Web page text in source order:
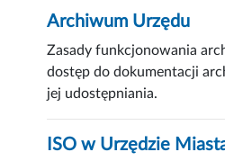
Archiwum Urzędu
Zasady funkcjonowania
dostęp do dokumentacji
jej udostępniania.
ISO w Urzędzie